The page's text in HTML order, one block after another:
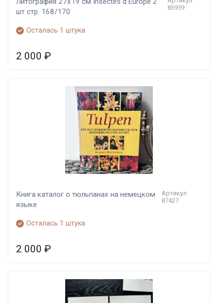
шт стр. 168/170
83959
Осталась 1 штука
2 000 ₽
Книга каталог о тюльпанах на немецком
языке
Артикул:
87427
Осталась 1 штука
2 000 ₽